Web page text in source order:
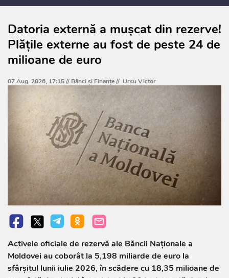
Datoria externă a mușcat din rezerve!
Plățile externe au fost de peste 24 de
milioane de euro
07 Aug. 2026, 17:15 // Bănci şi Finanţe// Ursu Victor
Activele oficiale de rezervă ale Băncii Naționale a
Moldovei au coborât la 5,198 miliarde de euro la
sfârșitul lunii iulie 2026, în scădere cu 18,35 milioane de